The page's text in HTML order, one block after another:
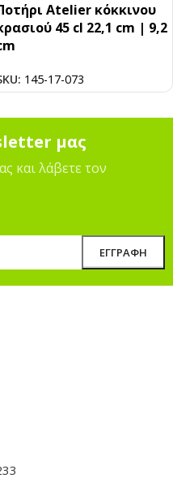
Atelier κόκκινου
45 cl 22,1 cm | 9,2
145-17-073
μας
και λάβετε τον